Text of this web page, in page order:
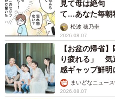
見て母は絶句
て…あなた毎朝
松波 穂乃圭
2026.08.07
【お盆の帰省
り疲れる」 気
感ギャップ鮮明
まいどなニュー
2026.08.07